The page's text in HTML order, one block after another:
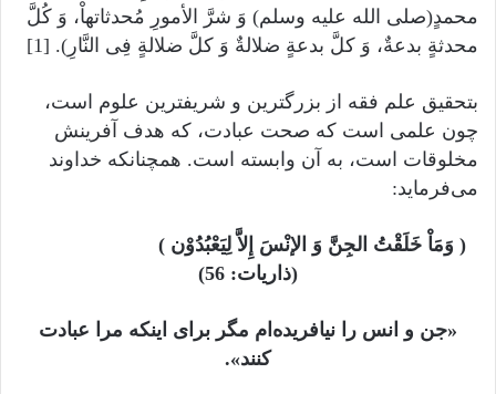
محمدٍ(صلى الله عليه وسلم) وَ شرَّ الأمورِ مُحدثاتهاْ، وَ کُلَّ
محدثةٍ بدعةٌ، وَ کلَّ بدعةٍ ضلالةٌ وَ کلَّ ضلالةٍ فِی النَّارِ). [1]
بتحقیق علم فقه از بزرگترین و شریفترین علوم است،
چون علمی است که صحت عبادت، که هدف آفرینش
مخلوقات است، به آن وابسته است. همچنانکه خداوند
می‌فرماید:
( وَمَاْ خَلَقْتُ الجِنَّ وَ الإنْسَ إِلاَّ لِیَعْبُدُوْن )
(ذاریات: 56)
«جن و انس را نیافریده‌ام مگر برای اینکه مرا عبادت
کنند».